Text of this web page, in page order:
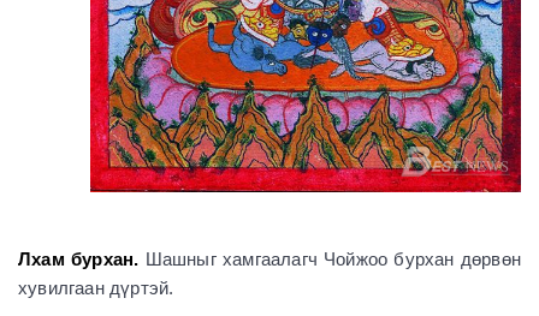
Лхам бурхан. Шашныг хамгаалагч Чойжоо бурхан дөрвөн
хувилгаан дүртэй.